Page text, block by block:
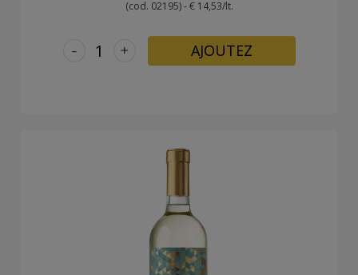
(cod. 02195) - € 14,53/lt.
+
- AJOUTEZ